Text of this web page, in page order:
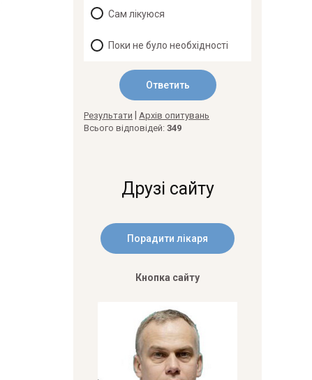
Сам лікуюся
Поки не було необхідності
Результати
Архів опитувань
Всього відповідей: 349
Друзі сайту
Кнопка сайту